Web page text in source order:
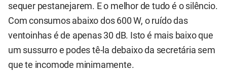
sequer pestanejarem. E o melhor de tudo é o silêncio.
Com consumos abaixo dos 600 W, o ruído das
ventoinhas é de apenas 30 dB. Isto é mais baixo que
um sussurro e podes tê-la debaixo da secretária sem
que te incomode minimamente.